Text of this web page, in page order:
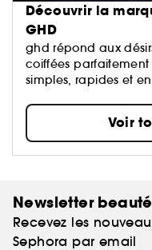
Découvrir la
GHD
ghd répond aux
coiffées
simples, rapides et
Voir
Newsletter beauté
Recevez les
Sephora par email